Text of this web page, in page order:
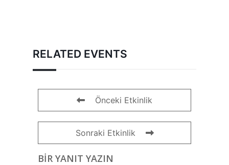
RELATED EVENTS
Önceki Etkinlik
Sonraki Etkinlik
BIR YANIT YAZIN